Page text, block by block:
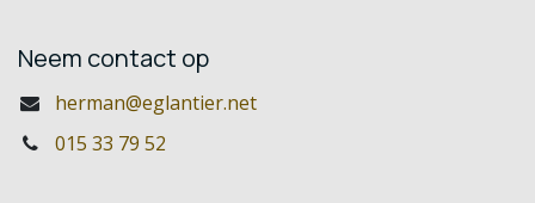
Neem contact op
herman@eglantier.net
015 33 79 52